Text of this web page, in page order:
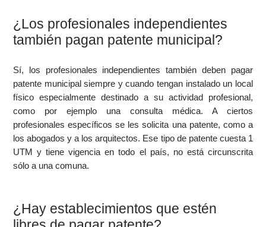
¿Los profesionales independientes
también pagan patente municipal?
Sí, los profesionales independientes también deben pagar
patente municipal siempre y cuando tengan instalado un local
físico especialmente destinado a su actividad profesional,
como por ejemplo una consulta médica. A ciertos
profesionales específicos se les solicita una patente, como a
los abogados y a los arquitectos. Ese tipo de patente cuesta 1
UTM y tiene vigencia en todo el país, no está circunscrita
sólo a una comuna.
¿Hay establecimientos que estén